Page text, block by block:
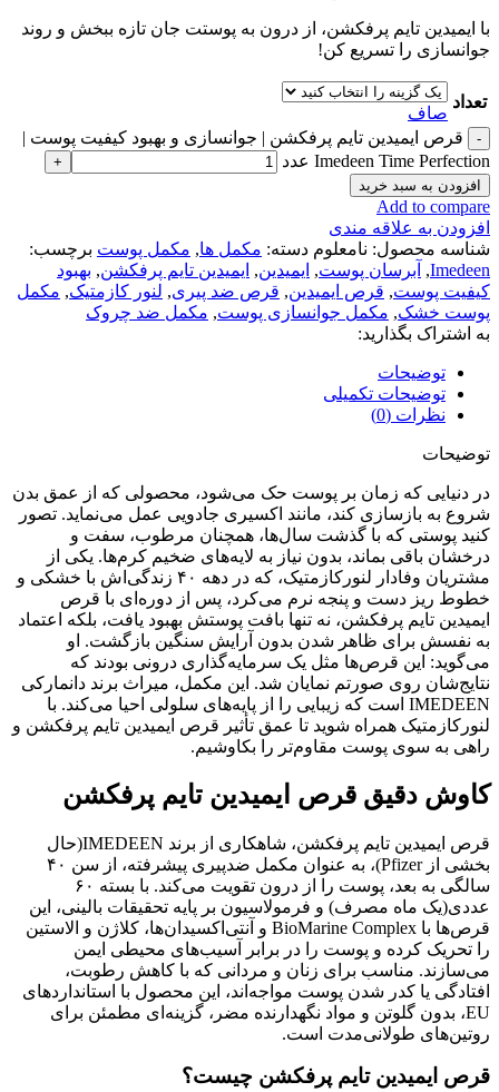
با ایمیدین تایم پرفکشن، از درون به پوستت جان تازه ببخش و روند
جوانسازی را تسریع کن!
تعداد
صاف
قرص ایمیدین تایم پرفکشن | جوانسازی و بهبود کیفیت پوست |
Imedeen Time Perfection عدد
افزودن به سبد خرید
Add to compare
افزودن به علاقه مندی
شناسه محصول: نامعلوم دسته: مكمل ها, مکمل پوست برچسب:
Imedeen
, آبرسان پوست, ايميدين, ایمیدین تایم پرفکشن, بهبود
کیفیت پوست, قرص ایمیدین, قرص ضد پیری, لنور کازمتیک, مکمل
پوست خشک, مکمل جوانسازی پوست, مکمل ضد چروک
به اشتراک بگذارید:
توضیحات
توضیحات تکمیلی
نظرات (0)
توضیحات
در دنیایی که زمان بر پوست حک می‌شود، محصولی که از عمق بدن
شروع به بازسازی کند، مانند اکسیری جادویی عمل می‌نماید. تصور
کنید پوستی که با گذشت سال‌ها، همچنان مرطوب، سفت و
درخشان باقی بماند، بدون نیاز به لایه‌های ضخیم کرم‌ها. یکی از
مشتریان وفادار لنورکازمتیک، که در دهه ۴۰ زندگی‌اش با خشکی و
خطوط ریز دست و پنجه نرم می‌کرد، پس از دوره‌ای با قرص
ایمیدین تایم پرفکشن، نه تنها بافت پوستش بهبود یافت، بلکه اعتماد
به نفسش برای ظاهر شدن بدون آرایش سنگین بازگشت. او
می‌گوید: این قرص‌ها مثل یک سرمایه‌گذاری درونی بودند که
نتایج‌شان روی صورتم نمایان شد. این مکمل، میراث برند دانمارکی
IMEDEEN است که زیبایی را از پایه‌های سلولی احیا می‌کند. با
لنورکازمتیک همراه شوید تا عمق تأثیر قرص ایمیدین تایم پرفکشن و
راهی به سوی پوست مقاوم‌تر را بکاوشیم.
کاوش دقیق قرص ایمیدین تایم پرفکشن
قرص ایمیدین تایم پرفکشن، شاهکاری از برند IMEDEEN(حال
بخشی از Pfizer)، به عنوان مکمل ضدپیری پیشرفته، از سن ۴۰
سالگی به بعد، پوست را از درون تقویت می‌کند. با بسته ۶۰
عددی(یک ماه مصرف) و فرمولاسیون بر پایه تحقیقات بالینی، این
قرص‌ها با BioMarine Complex و آنتی‌اکسیدان‌ها، کلاژن و الاستین
را تحریک کرده و پوست را در برابر آسیب‌های محیطی ایمن
می‌سازند. مناسب برای زنان و مردانی که با کاهش رطوبت،
افتادگی یا کدر شدن پوست مواجه‌اند، این محصول با استانداردهای
EU، بدون گلوتن و مواد نگهدارنده مضر، گزینه‌ای مطمئن برای
روتین‌های طولانی‌مدت است.
قرص ایمیدین تایم پرفکشن چیست؟